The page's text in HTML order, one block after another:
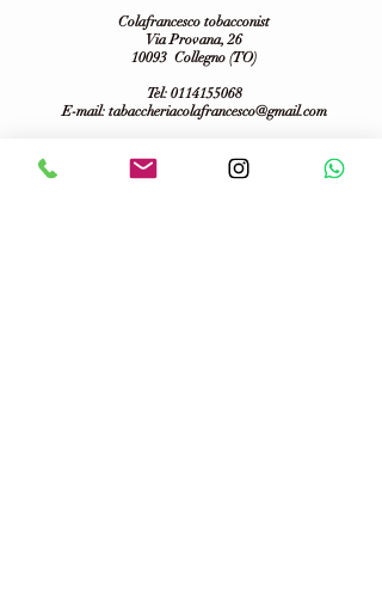
Colafrancesco tobacconist
Via Provana, 26
10093 Collegno (TO)
Tel: 0114155068
E-mail: tabaccheriacolafrancesco@gmail.com